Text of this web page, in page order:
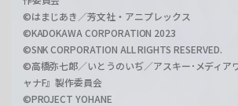
©はまじあき／芳文社・アニプレックス
©KADOKAWA CORPORATION 2023
©SNK CORPORATION ALL RIGHTS RESERVED.
©高橋弥七郎／いとうのいぢ／アスキー･メディア
ャナF』製作委員会
©PROJECT YOHANE